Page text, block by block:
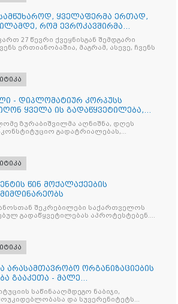
ყველაფერმა ერთად,
რომ ევროკავშირმა
პროცესი მიმდინარე
მაგრამ ჩვენ ველოდებოდით
27 წევრი ქვეყნისგან შემდგარი
ერთიანობაშია, მაგრამ, ასევე, ჩვენს
- დიპლომატიურ კორპუსს
ყველა ის გადაწყვეტილება,
დაინიშნოს ახალი
ზურაბიშვილმა აღნიშნა, დღეს
გადატრიალებას,
წინ მოქალაქეების
შეკრებილები საქართველოს
გადაწყვეტილებას აპროტესტებენ.
ორგანიზაციების
გააკეთა - მალე
სექტორიდან
და დასახავს ეროვნული
საწინააღმდეგო ნაბიჯი,
და სუვერენიტეტს